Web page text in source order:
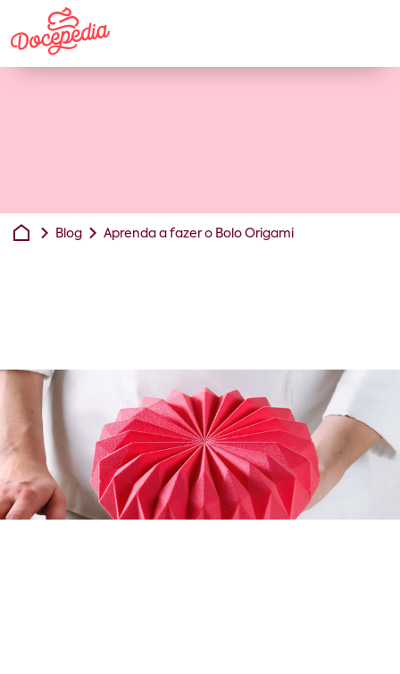
Blog Aprenda a fazer o Bolo Origami